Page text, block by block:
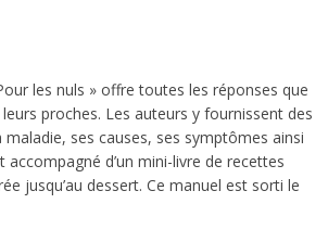
les nuls » offre toutes les réponses que
proches. Les auteurs y fournissent des
ses causes, ses symptômes ainsi
d’un mini-livre de recettes
jusqu’au dessert. Ce manuel est sorti le